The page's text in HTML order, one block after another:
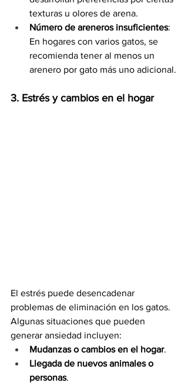
texturas u olores de arena.
Número de areneros insuficientes:
En hogares con varios gatos, se
recomienda tener al menos un
arenero por gato más uno adicional.
3. Estrés y cambios en el hogar
El estrés puede desencadenar
problemas de eliminación en los gatos.
Algunas situaciones que pueden
generar ansiedad incluyen:
Mudanzas o cambios en el hogar.
Llegada de nuevos animales o
personas.